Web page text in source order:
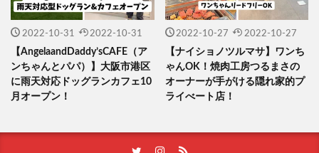
2022-10-31 2022-10-31
【AngelaandDaddy’sCAFE（ア
ンちゃんとパパ）】大阪市港区
に雨天対応ドッグランカフェ10
月オープン！
2022-10-27 2022-10-27
【ナイショノツルマサ】ワンち
ゃんOK！焼肉工房つるまさの
オーナーが手がける隠れ家的プ
ライべート店！